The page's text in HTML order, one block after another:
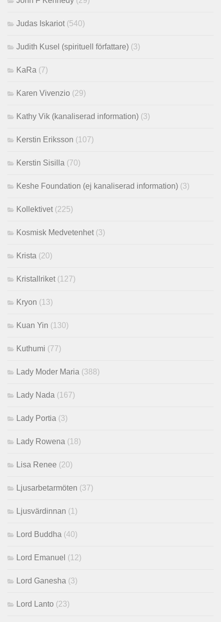
Judas Iskariot (540)
Judith Kusel (spirituell författare) (3)
KaRa (7)
Karen Vivenzio (29)
Kathy Vik (kanaliserad information) (3)
Kerstin Eriksson (107)
Kerstin Sisilla (70)
Keshe Foundation (ej kanaliserad information) (3)
Kollektivet (225)
Kosmisk Medvetenhet (3)
Krista (20)
Kristallriket (127)
Kryon (13)
Kuan Yin (130)
Kuthumi (77)
Lady Moder Maria (388)
Lady Nada (167)
Lady Portia (3)
Lady Rowena (18)
Lisa Renee (20)
Ljusarbetarmöten (37)
Ljusvärdinnan (1)
Lord Buddha (40)
Lord Emanuel (12)
Lord Ganesha (3)
Lord Lanto (23)